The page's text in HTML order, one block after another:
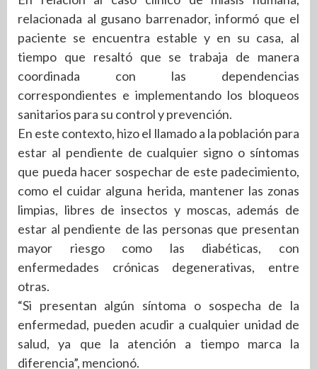
relacionada al gusano barrenador, informó que el
paciente se encuentra estable y en su casa, al
tiempo que resaltó que se trabaja de manera
coordinada con las dependencias
correspondientes e implementando los bloqueos
sanitarios para su control y prevención.
En este contexto, hizo el llamado a la población para
estar al pendiente de cualquier signo o síntomas
que pueda hacer sospechar de este padecimiento,
como el cuidar alguna herida, mantener las zonas
limpias, libres de insectos y moscas, además de
estar al pendiente de las personas que presentan
mayor riesgo como las diabéticas, con
enfermedades crónicas degenerativas, entre
otras.
“Si presentan algún síntoma o sospecha de la
enfermedad, pueden acudir a cualquier unidad de
salud, ya que la atención a tiempo marca la
diferencia”, mencionó.